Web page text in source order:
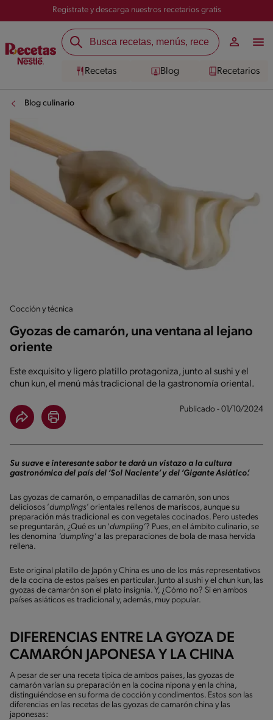
Registrate y descarga nuestros recetarios gratis
Recetas Blog Recetarios
Blog culinario
Cocción y técnica
Gyozas de camarón, una ventana al lejano
oriente
Este exquisito y ligero platillo protagoniza, junto al sushi y el
chun kun, el menú más tradicional de la gastronomía oriental.
Publicado - 01/10/2024
Su suave e interesante sabor te dará un vistazo a la cultura
gastronómica del país del ‘Sol Naciente’ y del ‘Gigante Asiático’.
Las gyozas de camarón, o empanadillas de camarón, son unos
deliciosos ‘dumplings’ orientales rellenos de mariscos, aunque su
preparación más tradicional es con vegetales cocinados. Pero ustedes
se preguntarán, ¿Qué es un ‘dumpling’? Pues, en el ámbito culinario, se
les denomina ‘dumpling’a las preparaciones de bola de masa hervida
rellena.
Este original platillo de Japón y China es uno de los más representativos
de la cocina de estos países en particular. Junto al sushi y el chun kun, las
gyozas de camarón son el plato insignia. Y, ¿Cómo no? Si en ambos
países asiáticos es tradicional y, además, muy popular.
DIFERENCIAS ENTRE LA GYOZA DE
CAMARÓN JAPONESA Y LA CHINA
A pesar de ser una receta típica de ambos países, las gyozas de
camarón varían su preparación en la cocina nipona y en la china,
distinguiéndose en su forma de cocción y condimentos. Estos son las
diferencias en las recetas de las gyozas de camarón china y las
japonesas: